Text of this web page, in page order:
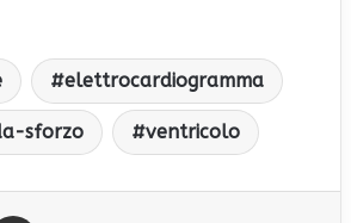
elettrocardiogramma
sforzo ventricolo